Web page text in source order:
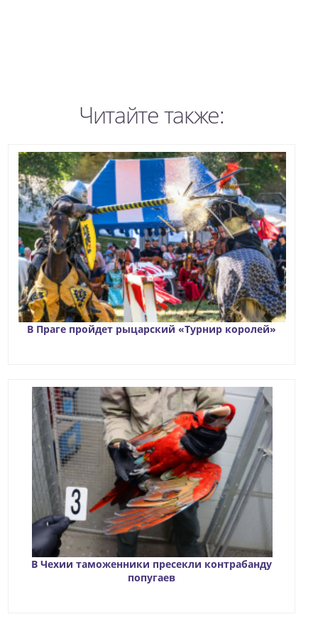
Читайте также:
В Праге пройдет рыцарский «Турнир королей»
В Чехии таможенники пресекли контрабанду
попугаев